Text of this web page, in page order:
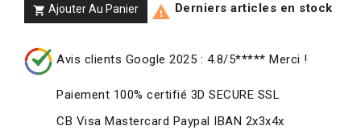
 Ajouter Au Panier  Derniers articles en stock
Avis clients Google 2025 : 4.8/5***** Merci !
Paiement 100% certifié 3D SECURE SSL
CB Visa Mastercard Paypal IBAN 2x3x4x